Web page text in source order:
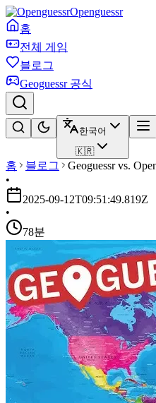
Openguessr
홈
전체 게임
블로그
Geoguessr 공식
한국어
🇰🇷
홈 블로그
Geoguessr vs.
•
2025-09-12T09:51:49.819Z
•
78분